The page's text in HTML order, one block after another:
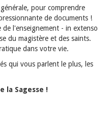
pour comprendre
de documents !
l'enseignement - in extenso
du magistère et des saints.
dans votre vie.
qui vous parlent le plus, les
la Sagesse !